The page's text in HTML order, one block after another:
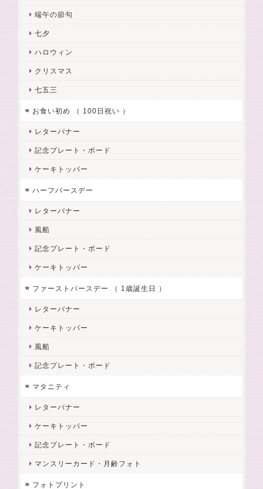
端午の節句
七夕
ハロウィン
クリスマス
七五三
お食い初め （ 100日祝い ）
レターバナー
記念プレート・ボード
ケーキトッパー
ハーフバースデー
レターバナー
風船
記念プレート・ボード
ケーキトッパー
ファーストバースデー （ 1歳誕生日 ）
レターバナー
ケーキトッパー
風船
記念プレート・ボード
マタニティ
レターバナー
ケーキトッパー
記念プレート・ボード
マンスリーカード・月齢フォト
フォトプリント